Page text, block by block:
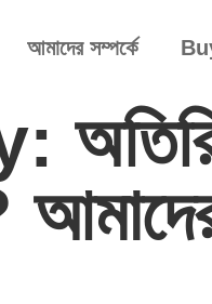
আমাদের সম্পর্কে